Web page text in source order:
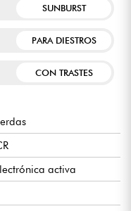
SUNBURST
PARA DIESTROS
CON TRASTES
activa